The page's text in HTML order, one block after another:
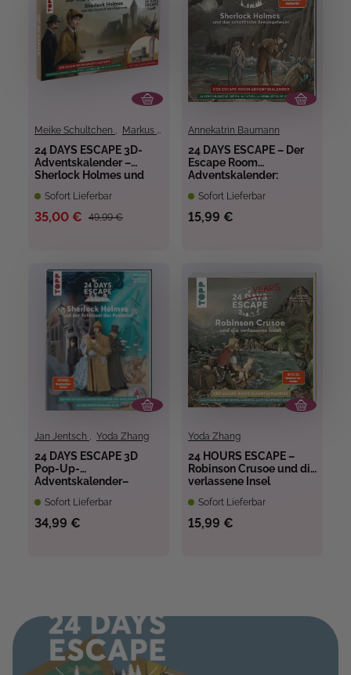
Meike Schultchen , Markus Müller
24 DAYS ESCAPE 3D-
Adventskalender –
Sherlock Holmes und
Highlands
Sofort Lieferbar
49,99 €
35,00 €
Annekatrin Baumann
24 DAYS ESCAPE – Der
Escape Room
Adventskalender:
das schottische
Seeungeheuer
Sofort Lieferbar
15,99 €
Jan Jentsch , Yoda Zhang
24 DAYS ESCAPE 3D
Pop-Up-
Adventskalender–
der Schlüssel des
Poseidon
Sofort Lieferbar
34,99 €
Yoda Zhang
24 HOURS ESCAPE –
Robinson Crusoe und die
verlassene Insel
Sofort Lieferbar
15,99 €